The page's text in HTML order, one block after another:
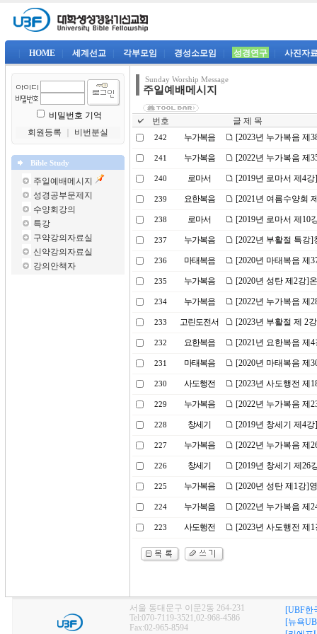
HOME 세계선교 각부모임 경성소모임 성경연구 사진자
비밀번호 기억
회원등록
비번분실
Bible Study
주일예배메시지
성경공부문제지
수양회강의
특강
구약강의자료실
신약강의자료실
강의안책자
Sunday Worship Message
주일예배메시지
번호 글 제 목
242 누가복음 [2023년 누가복음 제
241 누가복음 [2022년 누가복음 제
240 로마서 [2019년 로마서 제4
239 요한복음 [2021년 여름수양회
238 로마서 [2019년 로마서 제10
237 누가복음 [2022년 부활절 특강
236 마태복음 [2020년 마태복음 제
235 누가복음 [2020년 성탄 제2강]
234 누가복음 [2022년 누가복음 제
233 고린도전서 [2023년 부활절 제 2
232 요한복음 [2021년 요한복음 제
231 마태복음 [2020년 마태복음 제
230 사도행전 [2023년 사도행전 제
229 누가복음 [2022년 누가복음 제
228 창세기 [2019년 창세기 제4
227 누가복음 [2022년 누가복음 제
226 창세기 [2019년 창세기 제26
225 누가복음 [2020년 성탄 제1강]
224 누가복음 [2022년 누가복음 제
223 사도행전 [2023년 사도행전 제
서울 동대문구 이문2동 264-231
Tel:070-7119-3521,02-968-4586
Fax:02-965-8594
[UBF한
[뉴욕